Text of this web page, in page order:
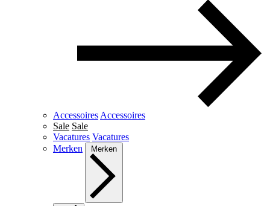
Accessoires Accessoires
Sale Sale
Vacatures Vacatures
Merken
Merken